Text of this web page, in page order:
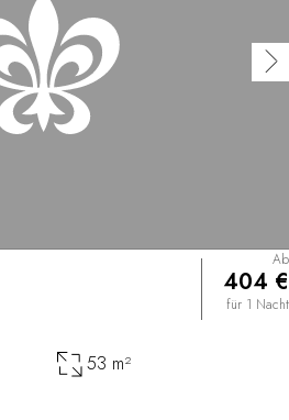
Ab
404 €
für 1 Nacht
53 m²